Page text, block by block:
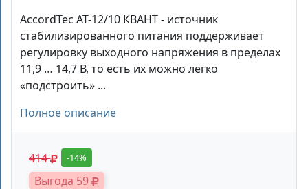
AccordTec AT-12/10 КВАНТ - источник
стабилизированного питания поддерживает
регулировку выходного напряжения в пределах
11,9 … 14,7 В, то есть их можно легко
«подстроить» ...
Полное описание
414 -14%
Выгода 59